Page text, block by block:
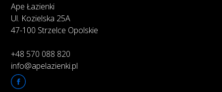
Ape Łazienki
Ul. Kozielska 25A
47-100 Strzelce Opolskie
+48 570 088 820
info@apelazienki.pl